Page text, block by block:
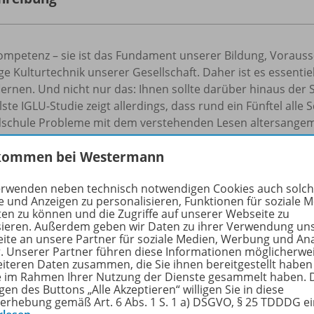
– sie ist das Fundament unserer Bildung,
Kulturtechnik unserer Gesellschaft. Daher ist es
Und nicht nur das: Ihnen sollte darüber hinaus der
IGLU-Studie zeigt allerdings, dass rund ein Fünftel alle
Probleme mit dem verstehenden Lesen
muss (noch) mehr getan werden!
für das Lesen digitaler Texte stellt dieses Heft
Sie mehr über die Reihe
bei Westermann
neben technisch notwendigen Cookies auch
und Anzeigen zu personalisieren, Funktionen für soziale
zu können und die Zugriffe auf unserer Webseite zu
Außerdem geben wir Daten zu ihrer Verwendung
an unsere Partner für soziale Medien, Werbung und
Unserer Partner führen diese Informationen
Daten zusammen, die Sie ihnen bereitgestellt
im Rahmen Ihrer Nutzung der Dienste gesammelt haben.
des Buttons „Alle Akzeptieren“ willigen Sie in diese
gemäß Art. 6 Abs. 1 S. 1 a) DSGVO, § 25 TDDDG